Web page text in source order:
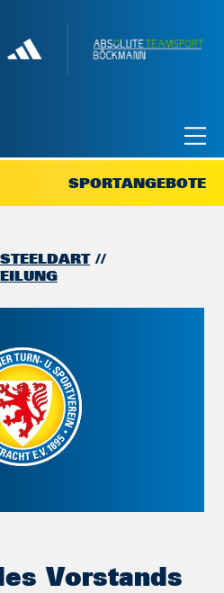
SPORTANGEBOTE
STEELDART
Vorstands